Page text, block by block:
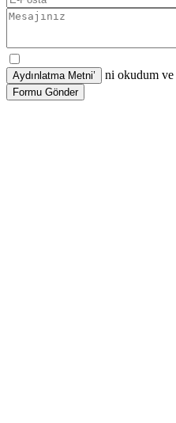
ni okudum ve
Formu Gönder